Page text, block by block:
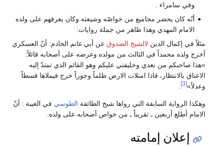
وفي سامراء .
أنّه كان يحضر مجاميع من خواصّه وشيعته وكان يعرفهم على ولده
الامام المهدي وهذا ظاهر من جملة روايات:
مثلاً في إكمال الدين لالشيخ الصدوق عن أبي غانم الخادم: أنّ العسكري
أخرج ولده محمداً في الثالث من مولده وعرضه على أصحابه قائلاً:
«هذا صاحبكم من بعدي وخليفتي عليكم وهو القائم الذي تمتدّ إليه
الاعناق بالانتظار، فاذا امتلات الارض ظلماً وجوراً خرج فيملاها قسطاً
وعدلاً»[3]
وهكذا الرواية السابقة التي رواها شيخ الطائفة الطوسي في الغيبة : أنّ
الامام أطلع أربعين ـ تقريباً ـ من خواص أصحابه على ولده.
إعلان إمامته